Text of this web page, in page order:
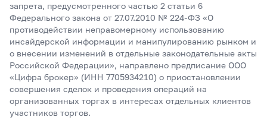
запрета, предусмотренного частью 2 статьи 6
Федерального закона от 27.07.2010 № 224-ФЗ «О
противодействии неправомерному использованию
инсайдерской информации и манипулированию рынком и
о внесении изменений в отдельные законодательные акты
Российской Федерации», направлено предписание ООО
«Цифра брокер» (ИНН 7705934210) о приостановлении
совершения сделок и проведения операций на
организованных торгах в интересах отдельных клиентов
участников торгов.